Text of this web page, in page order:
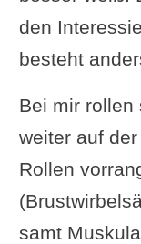
den
besteht
Bei mir rollen
weiter auf
Rollen
samt